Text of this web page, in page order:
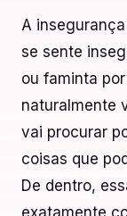
A
se sente
ou faminta
naturalmente
vai procurar
coisas que
De dentro,